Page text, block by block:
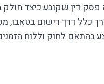
דין שקובע כיצד
כלל דרך רישום בטאבו,
בהתאם לחוק וללוח